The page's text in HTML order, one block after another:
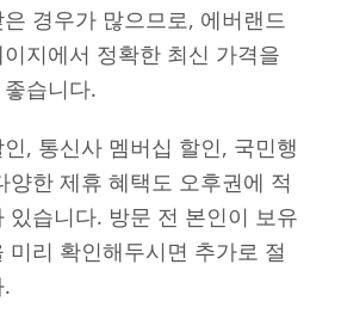
경우가 많으므로, 에버랜드
지에서 정확한 최신 가격을
습니다.
, 통신사 멤버십 할인, 국민행
양한 제휴 혜택도 오후권에 적
있습니다. 방문 전 본인이 보유
미리 확인해두시면 추가로 절